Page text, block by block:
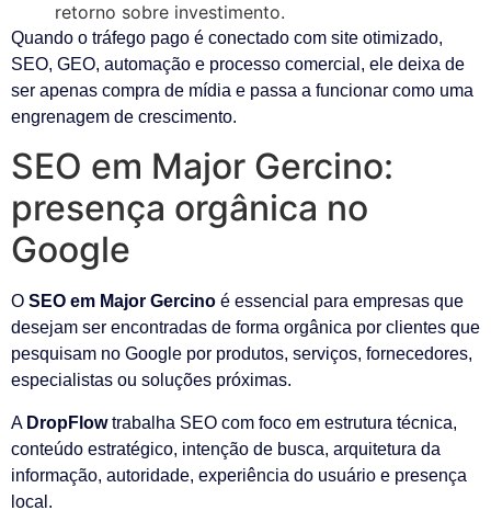
retorno sobre investimento.
Quando o tráfego pago é conectado com site otimizado,
SEO, GEO, automação e processo comercial, ele deixa de
ser apenas compra de mídia e passa a funcionar como uma
engrenagem de crescimento.
SEO em Major Gercino:
presença orgânica no
Google
O SEO em Major Gercino é essencial para empresas que
desejam ser encontradas de forma orgânica por clientes que
pesquisam no Google por produtos, serviços, fornecedores,
especialistas ou soluções próximas.
A DropFlowtrabalha SEO com foco em estrutura técnica,
conteúdo estratégico, intenção de busca, arquitetura da
informação, autoridade, experiência do usuário e presença
local.